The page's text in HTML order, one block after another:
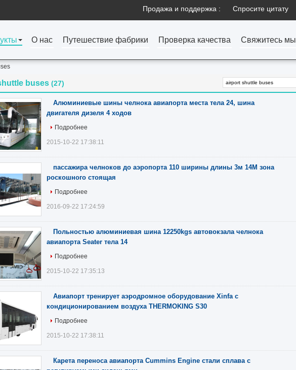
Продажа и поддержка : Спросите цитату
О нас Путешествие фабрики Проверка качества Свяжитесь мы
buses (27)
Алюминиевые шины челнока авиапорта места тела 24, шина
двигателя дизеля 4 ходов
Подробнее
2015-10-22 17:38:11
пассажира челноков до аэропорта 110 ширины длины 3м 14М зона
роскошного стоящая
Подробнее
2016-09-22 17:24:59
Польностью алюминиевая шина 12250kgs автовокзала челнока
авиапорта Seater тела 14
Подробнее
2015-10-22 17:35:13
Авиапорт тренирует аэродромное оборудование Xinfa с
кондиционированием воздуха THERMOKING S30
Подробнее
2015-10-22 17:38:11
Карета переноса авиапорта Cummins Engine стали сплава с